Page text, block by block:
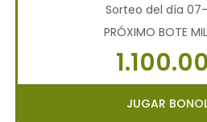
Sorteo del día
PRÓXIMO BOTE
JUGAR